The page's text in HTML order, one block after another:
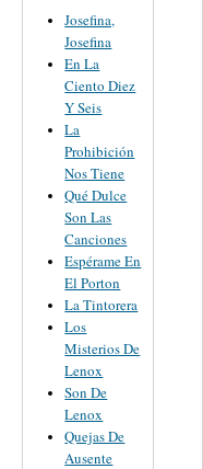
Josefina,
Josefina
En La
Ciento Diez
Y Seis
La
Prohibición
Nos Tiene
Qué Dulce
Son Las
Canciones
Espérame En
El Porton
La Tintorera
Los
Misterios De
Lenox
Son De
Lenox
Quejas De
Ausente